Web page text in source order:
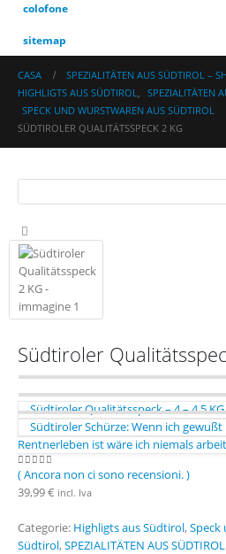
colofone
sitemap
CASA
SPEZIALITÄTEN AUS SÜDTIROL –
HIGHLIGTS AUS SÜDTIROL, SPEZIALITÄTEN
SPECK UND WURSTWAREN AUS SÜDTIROL
SÜDTIROLER QUALITÄTSSPECK 2 KG
Südtiroler
Südtiroler Qualitätsspeck – 4 – 4,5 KG
Südtiroler Schürze: Wenn ich
Rentnerleben ist wäre ich niemals
0 Di 5
( Ancora non ci sono recensioni. )
39,99€ incl. Iva
Categorie: Highligts aus Südtirol,Speck
Südtirol,SPEZIALITÄTEN AUS SÜDTIROL